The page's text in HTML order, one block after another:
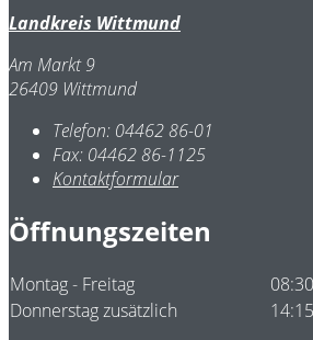
Landkreis Wittmund
Am Markt 9
26409 Wittmund
Telefon: 04462 86-01
Fax: 04462 86-1125
Kontaktformular
Öffnungszeiten
Montag - Freitag
Donnerstag zusätzlich